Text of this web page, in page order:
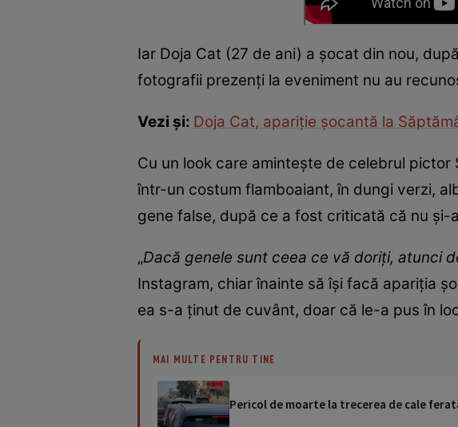
Iar Doja Cat (27 de ani) a șocat din nou,
fotografii prezenți la eveniment nu au
Vezi și: Doja Cat, apariție șocantă la
Cu un look care amintește de celebrul
într-un costum flamboaiant, în dungi verzi,
gene false, după ce a fost criticată că nu și-
„Dacă genele sunt ceea ce vă doriți, atunci
Instagram, chiar înainte să își facă apariția
ea s-a ținut de cuvânt, doar că le-a pus în
MAI MULTE PENTRU TINE
Pericol de moarte la trecerea de cale